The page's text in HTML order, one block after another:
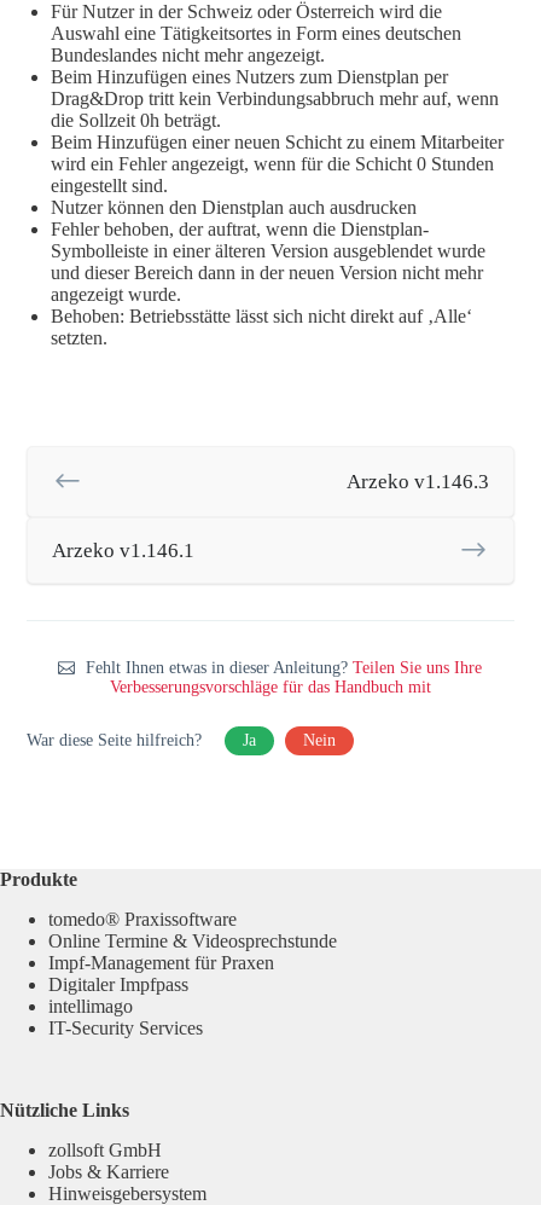
Für Nutzer in der Schweiz oder Österreich wird die
Auswahl eine Tätigkeitsortes in Form eines deutschen
Bundeslandes nicht mehr angezeigt.
Beim Hinzufügen eines Nutzers zum Dienstplan per
Drag&Drop tritt kein Verbindungsabbruch mehr auf, wenn
die Sollzeit 0h beträgt.
Beim Hinzufügen einer neuen Schicht zu einem Mitarbeiter
wird ein Fehler angezeigt, wenn für die Schicht 0 Stunden
eingestellt sind.
Nutzer können den Dienstplan auch ausdrucken
Fehler behoben, der auftrat, wenn die Dienstplan-
Symbolleiste in einer älteren Version ausgeblendet wurde
und dieser Bereich dann in der neuen Version nicht mehr
angezeigt wurde.
Behoben: Betriebsstätte lässt sich nicht direkt auf ‚Alle‘
setzten.
Arzeko v1.146.3
Arzeko v1.146.1
Fehlt Ihnen etwas in dieser Anleitung?Teilen Sie uns Ihre
Verbesserungsvorschläge für das Handbuch mit
War diese Seite hilfreich? Ja Nein
Produkte
tomedo® Praxissoftware
Online Termine & Videosprechstunde
Impf-Management für Praxen
Digitaler Impfpass
intellimago
IT-Security Services
Nützliche Links
zollsoft GmbH
Jobs & Karriere
Hinweisgebersystem